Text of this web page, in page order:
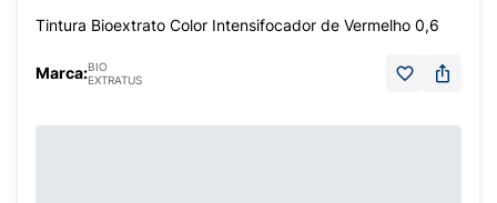
Tintura Bioextrato Color Intensifocador de Vermelho 0,6
Marca:BIO
EXTRATUS